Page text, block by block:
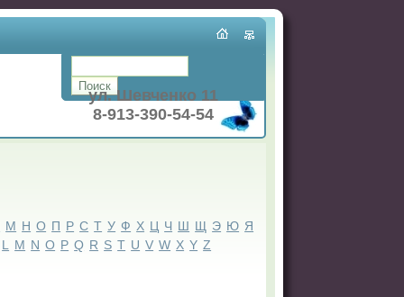
ул. Шевченко 11
8-913-390-54-54
М Н О П Р С Т У Ф Х Ц Ч Ш Щ Э Ю Я
L M N O P Q R S T U V W X Y Z